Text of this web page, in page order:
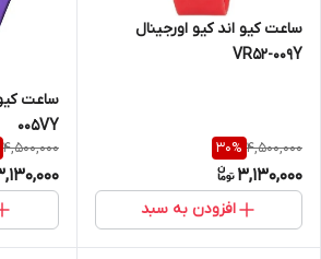
ساعت کیو اند کیو اورجینال
VR52-009Y
4,500,000
30%
3,130,000
افزودن به سبد
005VY
4,500,000